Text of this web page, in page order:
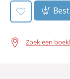
Zoek een